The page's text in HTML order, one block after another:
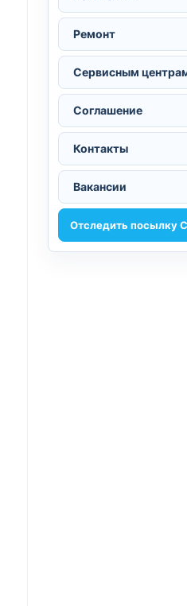
Ремонт
Сервисным
Соглашение
Контакты
Вакансии
Отследить посылку